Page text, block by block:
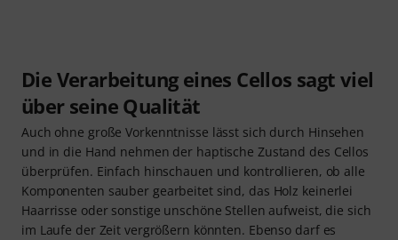
Die Verarbeitung eines Cellos sagt viel
über seine Qualität
Auch ohne große Vorkenntnisse lässt sich durch Hinsehen
und in die Hand nehmen der haptische Zustand des Cellos
überprüfen. Einfach hinschauen und kontrollieren, ob alle
Komponenten sauber gearbeitet sind, das Holz keinerlei
Haarrisse oder sonstige unschöne Stellen aufweist, die sich
im Laufe der Zeit vergrößern könnten. Ebenso darf es